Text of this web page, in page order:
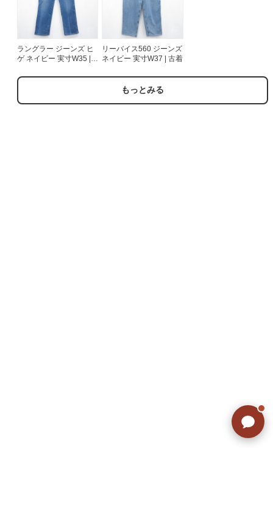
ラングラー ジーンズ ヒ
ゲ ネイビー 実寸W35 |
リーバイス560 ジーンズ
ネイビー 実寸W37 | 古着
もっとみる